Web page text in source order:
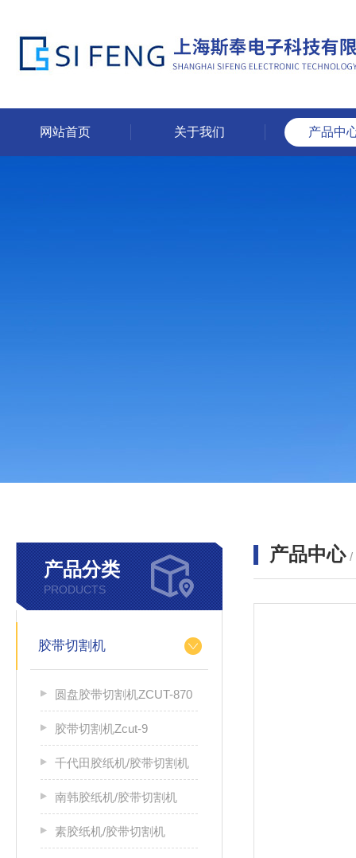
网站首页 关于我们 产品中
产品分类
PRODUCTS
胶带切割机
圆盘胶带切割机ZCUT-870
胶带切割机Zcut-9
千代田胶纸机/胶带切割机
南韩胶纸机/胶带切割机
素胶纸机/胶带切割机
产品中心 /